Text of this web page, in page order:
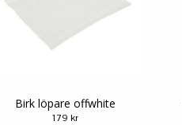
Birk löpare offwhite
179 kr